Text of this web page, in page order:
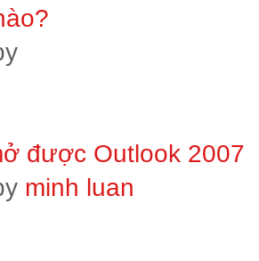
được Outlook 2007
minh luan